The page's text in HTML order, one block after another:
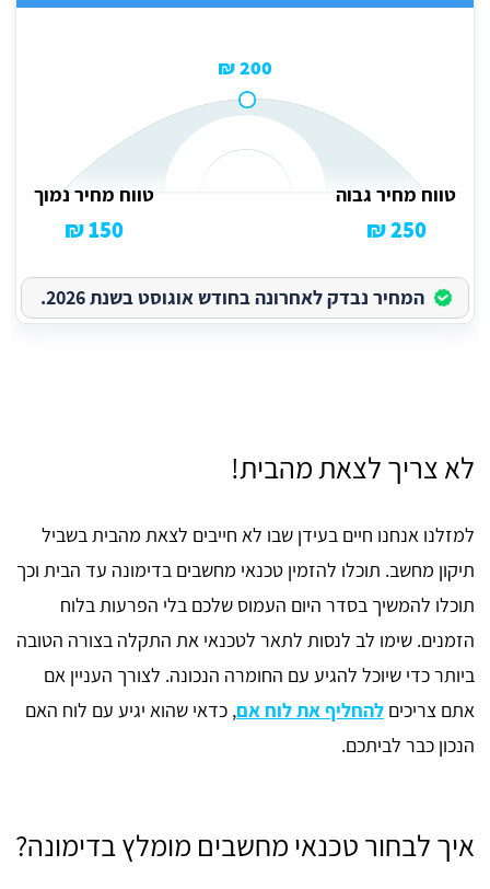
200 ₪
טווח מחיר גבוה
250 ₪
טווח מחיר נמוך
150 ₪
המחיר נבדק לאחרונה בחודש אוגוסט בשנת 2026.
לא צריך לצאת מהבית!
למזלנו אנחנו חיים בעידן שבו לא חייבים לצאת מהבית בשביל
תיקון מחשב. תוכלו להזמין טכנאי מחשבים בדימונה עד הבית וכך
תוכלו להמשיך בסדר היום העמוס שלכם בלי הפרעות בלוח
הזמנים. שימו לב לנסות לתאר לטכנאי את התקלה בצורה הטובה
ביותר כדי שיוכל להגיע עם החומרה הנכונה. לצורך העניין אם
אתם צריכים להחליף את לוח אם, כדאי שהוא יגיע עם לוח האם
הנכון כבר לביתכם.
איך לבחור טכנאי מחשבים מומלץ בדימונה?